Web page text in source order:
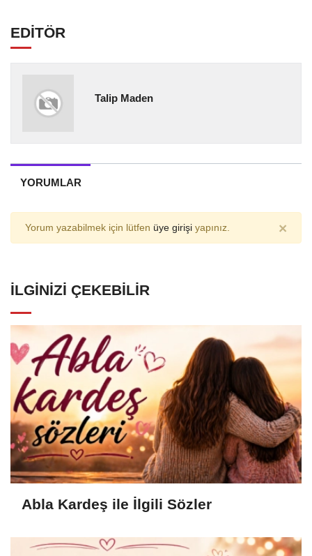
EDİTÖR
Talip Maden
YORUMLAR
Yorum yazabilmek için lütfen üye girişi yapınız. ×
İLGINIZI ÇEKEBILIR
Abla Kardeş ile İlgili Sözler